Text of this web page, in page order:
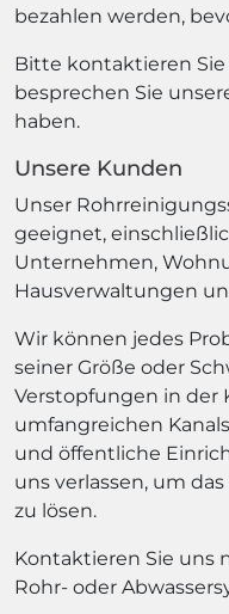
bezahlen werden,
Bitte kontaktieren
besprechen Sie
haben.
Unsere Kunden
Unser
geeignet,
Unternehmen,
Hausverwaltungen
Wir können jedes
seiner Größe oder
Verstopfungen in der
umfangreichen
und öffentliche
uns verlassen, um
zu lösen.
Kontaktieren Sie uns
Rohr- oder